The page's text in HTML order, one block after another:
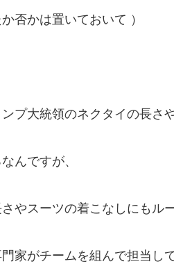
否かは置いておいて ）
プ大統領のネクタイの長さ
んですが、
さやスーツの着こなしにもル
家がチームを組んで担当して